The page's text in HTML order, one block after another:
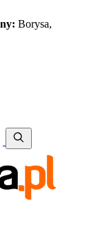
Borysa,